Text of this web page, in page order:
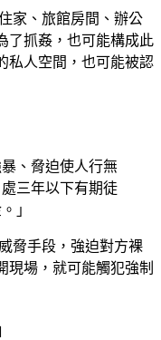
家、旅館房間、辦公
了抓姦，也可能構成此
私人空間，也可能被認
暴、脅迫使人行無
三年以下有期徒
」
脅手段，強迫對方裸
現場，就可能觸犯強制